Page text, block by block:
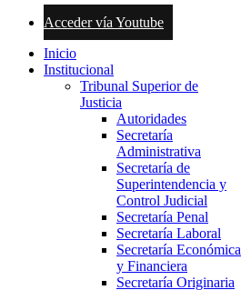
Acceder vía Youtube
Inicio
Institucional
Tribunal Superior de
Justicia
Autoridades
Secretaría
Administrativa
Secretaría de
Superintendencia y
Control Judicial
Secretaría Penal
Secretaría Laboral
Secretaría Económica
y Financiera
Secretaría Originaria